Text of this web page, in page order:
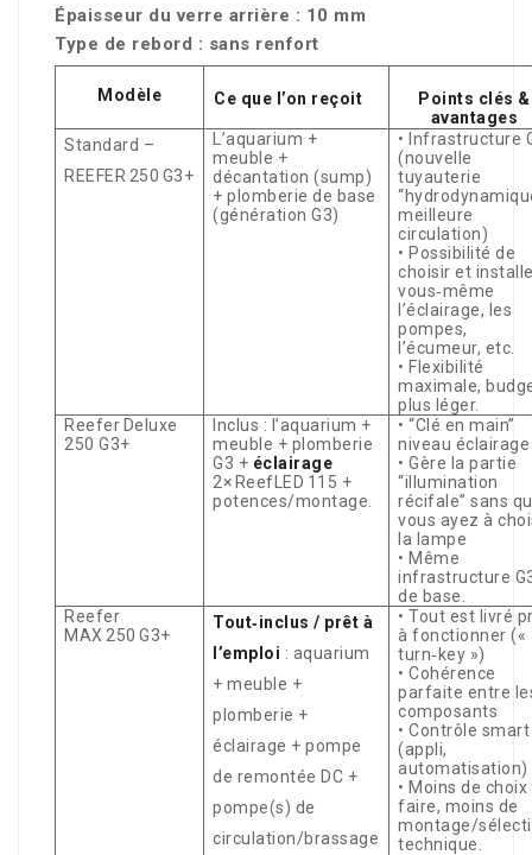
Épaisseur du verre arrière : 10 mm
Type de rebord : sans renfort
Modèle Ce que l’on reçoit
Points clés &
avantages
Standard –
REEFER 250 G3+
L’aquarium +
meuble +
décantation (sump)
+ plomberie de base
(génération G3)
• Infrastructure
(nouvelle
tuyauterie
meilleure
circulation)
• Possibilité de
choisir et
vous‑même
l’éclairage, les
pompes,
l’écumeur, etc.
• Flexibilité
maximale,
plus léger.
Reefer Deluxe
250 G3+
Inclus : l’aquarium +
meuble + plomberie
G3 + éclairage
2× ReefLED 115 +
potences/montage.
• “Clé en main”
niveau éclairage
• Gère la partie
“illumination
récifale” sans
vous ayez à
la lampe
• Même
infrastructure
de base.
Reefer
MAX 250 G3+
Tout‑inclus / prêt à
l’emploi : aquarium
+ meuble +
plomberie +
éclairage + pompe
de remontée DC +
pompe(s) de
circulation/brassage
• Tout est livré
à fonctionner («
turn‑key »)
• Cohérence
parfaite entre
composants
• Contrôle smart
(appli,
automatisation)
• Moins de choix
faire, moins de
montage/
technique.